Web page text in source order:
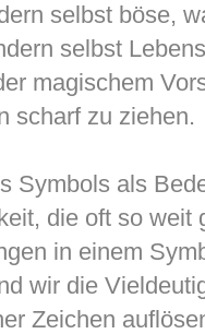
selbst böse,
selbst
magischem
scharf zu ziehen.
Symbols als
die oft so weit
in einem
wir die
Zeichen